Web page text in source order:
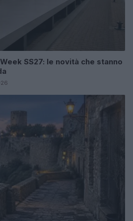
SS27: le novità che stanno